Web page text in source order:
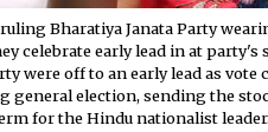
Bharatiya Janata Party
celebrate early lead in at party's
were off to an early lead as
general election, sending the
for the Hindu nationalist